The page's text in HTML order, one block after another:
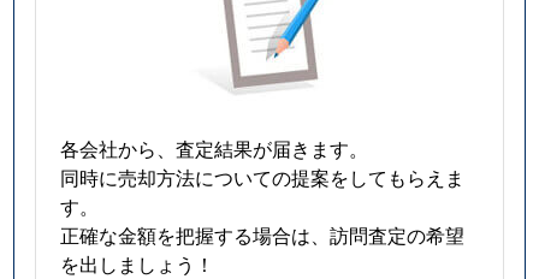
各会社から、査定結果が届きます。
同時に売却方法についての提案をしてもらえま
す。
正確な金額を把握する場合は、訪問査定の希望
を出しましょう！